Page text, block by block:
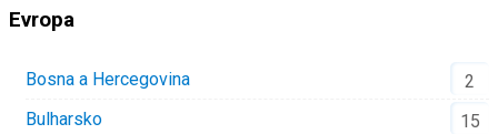
Evropa
Bosna a Hercegovina
2
Bulharsko
15